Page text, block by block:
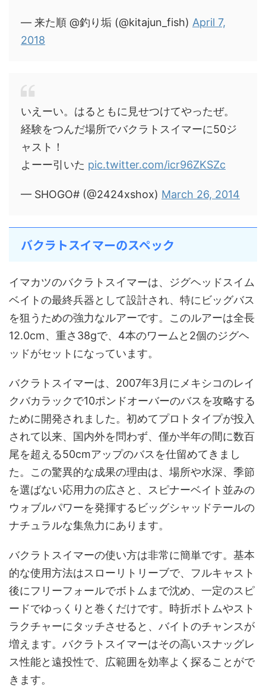
— 来た順 @釣り垢 (@kitajun_fish) April 7,
2018
いえーい。はるともに見せつけてやったぜ。
経験をつんだ場所でバクラトスイマーに50ジ
ャスト！
よーー引いた pic.twitter.com/icr96ZKSZc
— SHOGO# (@2424xshox) March 26, 2014
バクラトスイマーのスペック
イマカツのバクラトスイマーは、ジグヘッドスイム
ベイトの最終兵器として設計され、特にビッグバス
を狙うための強力なルアーです。このルアーは全長
12.0cm、重さ38gで、4本のワームと2個のジグヘ
ッドがセットになっています。
バクラトスイマーは、2007年3月にメキシコのレイ
クバカラックで10ポンドオーバーのバスを攻略する
ために開発されました。初めてプロトタイプが投入
されて以来、国内外を問わず、僅か半年の間に数百
尾を超える50cmアップのバスを仕留めてきまし
た。この驚異的な成果の理由は、場所や水深、季節
を選ばない応用力の広さと、スピナーベイト並みの
ウォブルパワーを発揮するビッグシャッドテールの
ナチュラルな集魚力にあります。
バクラトスイマーの使い方は非常に簡単です。基本
的な使用方法はスローリトリーブで、フルキャスト
後にフリーフォールでボトムまで沈め、一定のスピ
ードでゆっくりと巻くだけです。時折ボトムやスト
ラクチャーにタッチさせると、バイトのチャンスが
増えます。バクラトスイマーはその高いスナッグレ
ス性能と遠投性で、広範囲を効率よく探ることがで
きます。